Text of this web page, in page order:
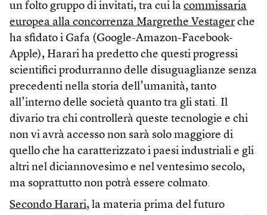
un folto gruppo di invitati, tra cui la commissaria
europea alla concorrenza Margrethe Vestager che
ha sfidato i Gafa (Google-Amazon-Facebook-
Apple), Harari ha predetto che questi progressi
scientifici produrranno delle disuguaglianze senza
precedenti nella storia dell’umanità, tanto
all’interno delle società quanto tra gli stati. Il
divario tra chi controllerà queste tecnologie e chi
non vi avrà accesso non sarà solo maggiore di
quello che ha caratterizzato i paesi industriali e gli
altri nel diciannovesimo e nel ventesimo secolo,
ma soprattutto non potrà essere colmato.
Secondo Harari, la materia prima del futuro